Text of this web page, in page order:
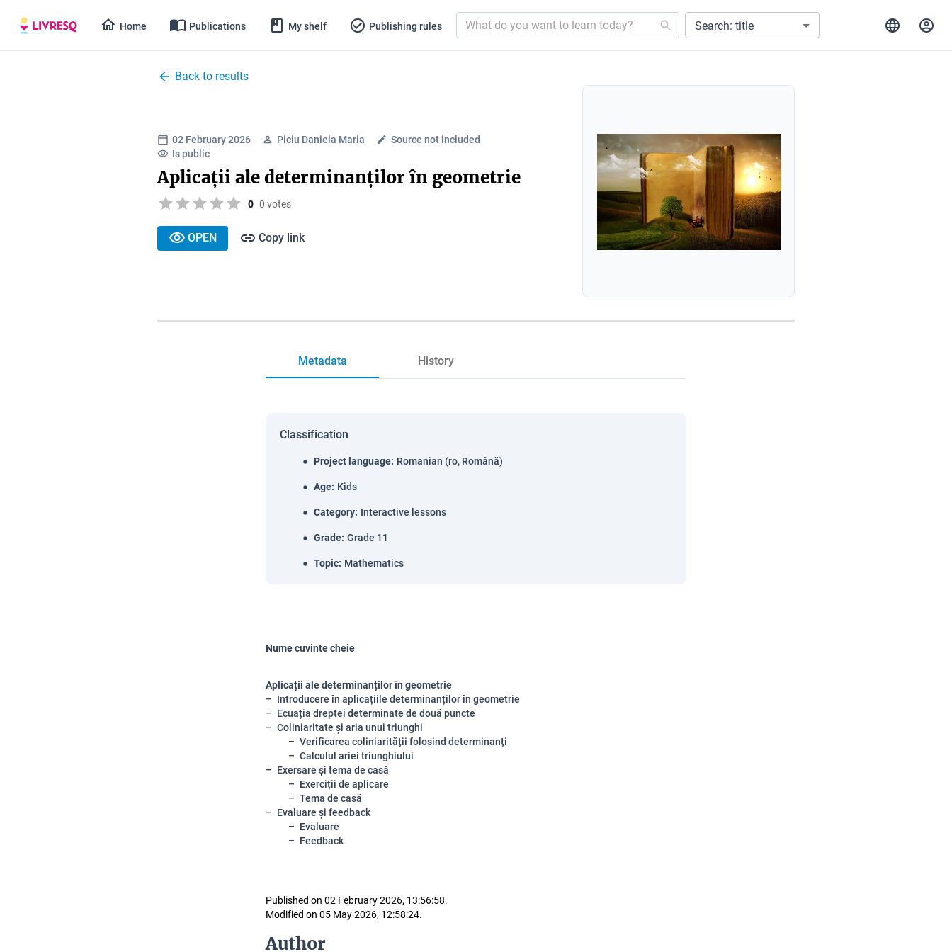
Home Publications My shelf Publishing rules Search: title
Back to results
02 February 2026 Piciu Daniela Maria
Source not included
Is public
Aplicații ale determinanților în geometrie
0 0 votes
OPEN Copy link
Metadata History
Classification
Project language: Romanian (ro, Română)
Age: Kids
Category: Interactive lessons
Grade: Grade 11
Topic: Mathematics
Nume cuvinte cheie
Aplicații ale determinanților în geometrie
Introducere în aplicațiile determinanților în geometrie
Ecuația dreptei determinate de două puncte
Coliniaritate și aria unui triunghi
Verificarea coliniarității folosind determinanți
Calculul ariei triunghiului
Exersare și tema de casă
Exerciții de aplicare
Tema de casă
Evaluare și feedback
Evaluare
Feedback
Published on 02 February 2026, 13:56:58.
Modified on 05 May 2026, 12:58:24.
Author